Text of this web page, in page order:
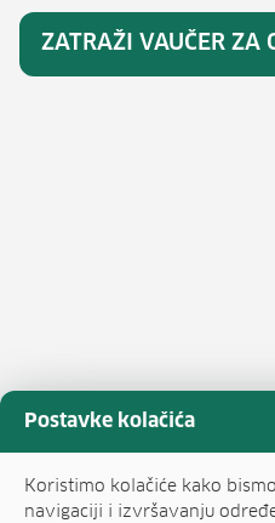
Postavke kolačića
Koristimo kolačiće kako
navigaciji i izvršavanju
ZATRAŽI VAUČER ZA